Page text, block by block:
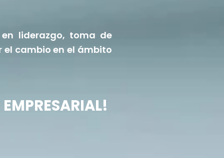
liderazgo, toma de
cambio en el ámbito